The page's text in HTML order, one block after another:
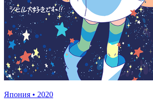
Япония • 2020